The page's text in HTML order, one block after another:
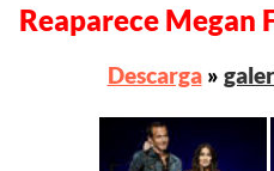
Reaparece Megan
Descarga»